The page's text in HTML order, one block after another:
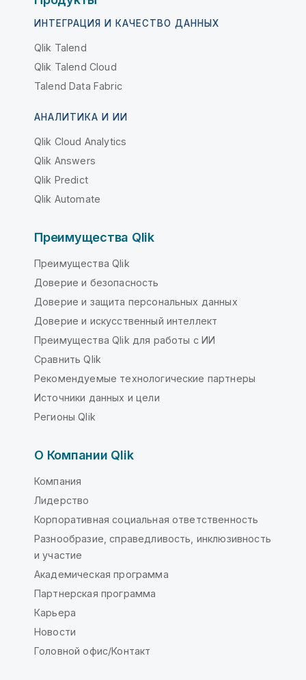
ИНТЕГРАЦИЯ И КАЧЕСТВО ДАННЫХ
Qlik Talend
Qlik Talend Cloud
Talend Data Fabric
АНАЛИТИКА И ИИ
Qlik Cloud Analytics
Qlik Answers
Qlik Predict
Qlik Automate
Преимущества Qlik
Преимущества Qlik
Доверие и безопасность
Доверие и защита персональных данных
Доверие и искусственный интеллект
Преимущества Qlik для работы с ИИ
Сравнить Qlik
Рекомендуемые технологические партнеры
Источники данных и цели
Регионы Qlik
О Компании Qlik
Компания
Лидерство
Корпоративная социальная ответственность
Разнообразие, справедливость, инклюзивность
и участие
Академическая программа
Партнерская программа
Карьера
Новости
Головной офис/Контакт